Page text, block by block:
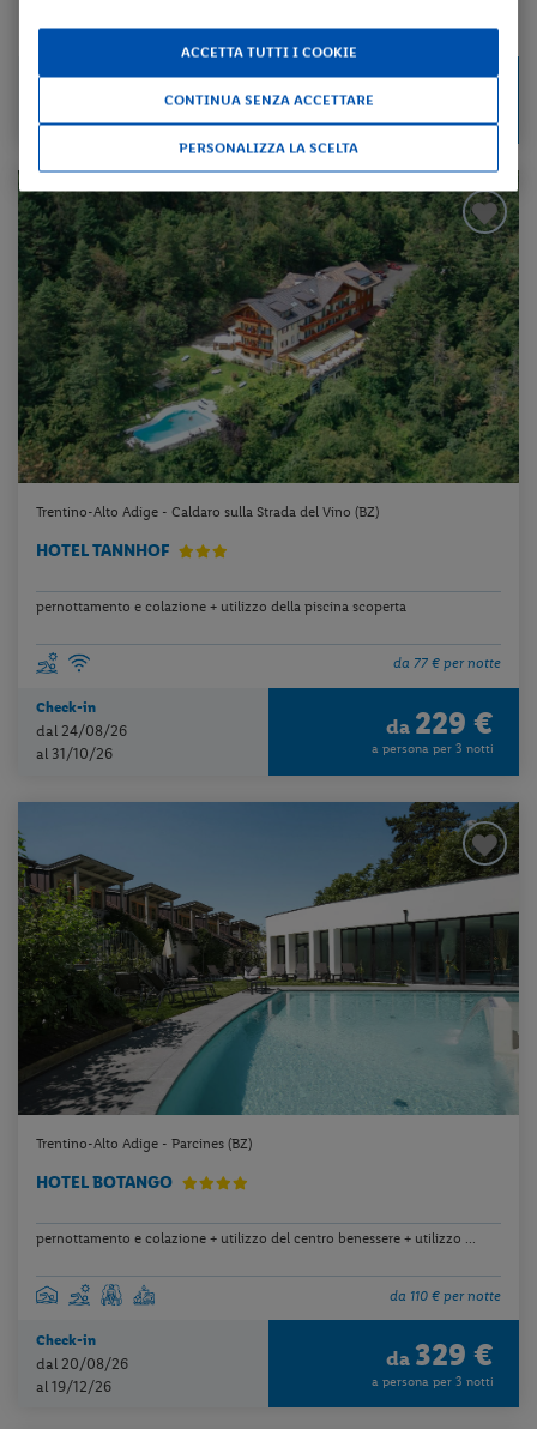
da 90 € per notte
Check-in
al 31/10/26
269 €
Trentino-Alto Adige - Caldaro sulla Strada del Vino (BZ)
HOTEL TANNHOF
pernottamento e colazione + utilizzo della piscina scoperta
da 77 € per notte
Check-in
dal 24/08/26
al 31/10/26
da 229 €
a persona per 3 notti
Trentino-Alto Adige - Parcines (BZ)
HOTEL BOTANGO
pernottamento e colazione + utilizzo del centro benessere + utilizzo ...
da 110 € per notte
Check-in
dal 20/08/26
al 19/12/26
da 329 €
a persona per 3 notti
ACCETTA TUTTI I COOKIE
CONTINUA SENZA ACCETTARE
PERSONALIZZA LA SCELTA